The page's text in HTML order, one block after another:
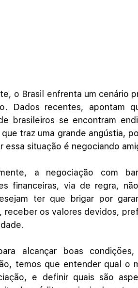
o Brasil enfrenta um cenário
Dados recentes, apontam
brasileiros se encontram
traz uma grande angústia,
essa situação é negociando
a negociação com
financeiras, via de regra,
ter que brigar por
receber os valores devidos,
alcançar boas
temos que entender qual o
e definir quais são